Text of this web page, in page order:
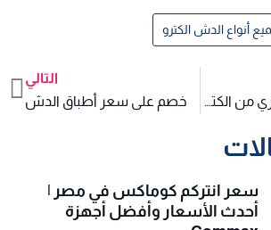
أنواع الدش الكترو
صيانة الدش المركزي من الكترو هوم
التالي
خصم على سعر أطباق الدش
سعر انتركم كوماكس في مصر |
أحدث الأسعار وأفضل أجهزة